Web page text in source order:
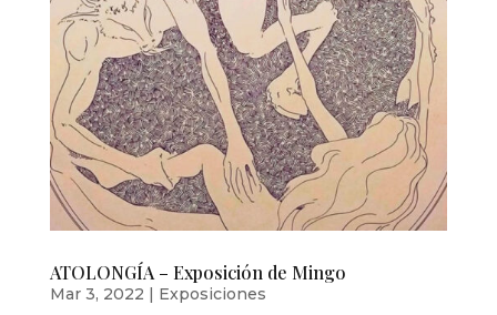
ATOLONGÍA – Exposición de Mingo
Mar 3, 2022 | Exposiciones